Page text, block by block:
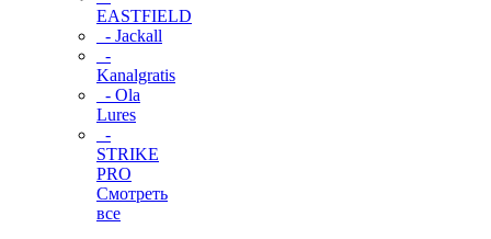
EASTFIELD
- Jackall
-
Kanalgratis
- Ola
Lures
-
STRIKE
PRO
Смотреть
все